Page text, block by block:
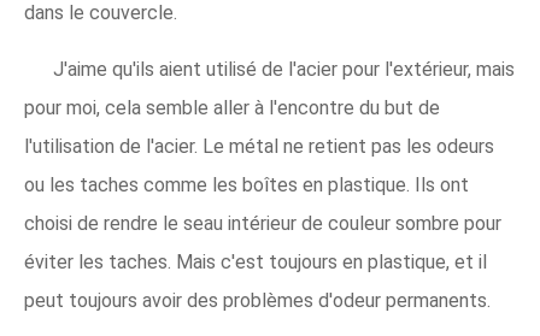
dans le couvercle.
J'aime qu'ils aient utilisé de l'acier pour l'extérieur, mais
pour moi, cela semble aller à l'encontre du but de
l'utilisation de l'acier. Le métal ne retient pas les odeurs
ou les taches comme les boîtes en plastique. Ils ont
choisi de rendre le seau intérieur de couleur sombre pour
éviter les taches. Mais c'est toujours en plastique, et il
peut toujours avoir des problèmes d'odeur permanents.